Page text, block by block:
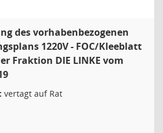
des vorhabenbezogenen
1220V - FOC/Kleeblatt
Fraktion DIE LINKE vom
vertagt auf Rat